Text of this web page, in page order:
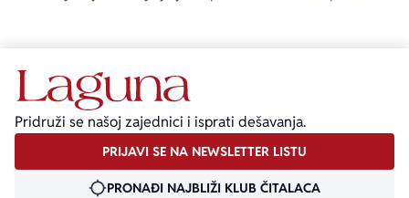
Pridruži se našoj zajednici i isprati dešavanja.
PRIJAVI SE NA NEWSLETTER LISTU
PRONAĐI NAJBLIŽI KLUB ČITALACA